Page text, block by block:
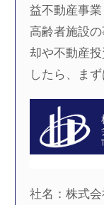
益不動産事
高齢者施設
却や不動産
したら、ま
社名：株式